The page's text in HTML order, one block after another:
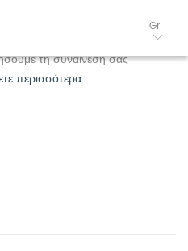
βελτιώσουμε την
με τη νέα οδηγία για
τη συναίνεσή σας
περισσότερα.
Gr